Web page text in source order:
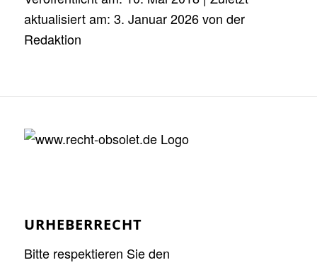
aktualisiert am: 3. Januar 2026 von der
Redaktion
URHEBERRECHT
Bitte respektieren Sie den